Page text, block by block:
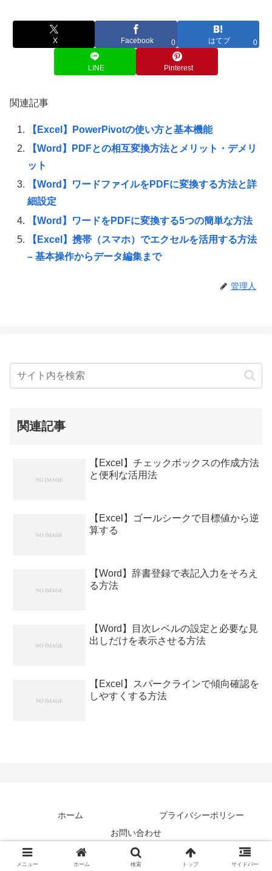
X Facebook 0 はてブ 0
LINE Pinterest
関連記事
【Excel】PowerPivotの使い方と基本機能
【Word】PDFとの相互変換方法とメリット・デメリ
ット
【Word】ワードファイルをPDFに変換する方法と詳
細設定
【Word】ワードをPDFに変換する5つの簡単な方法
【Excel】携帯（スマホ）でエクセルを活用する方法
– 基本操作からデータ編集まで
管理人
関連記事
【Excel】チェックボックスの作成方法
と便利な活用法
【Excel】ゴールシークで目標値から逆
算する
【Word】辞書登録で表記入力をそろえ
る方法
【Word】目次レベルの設定と必要な見
出しだけを表示させる方法
【Excel】スパークラインで傾向確認を
しやすくする方法
ホーム
プライバシーポリシー
お問い合わせ
Copyright © アトテク All Rights Reserved.
メニュー ホーム 検索 トップ サイドバー